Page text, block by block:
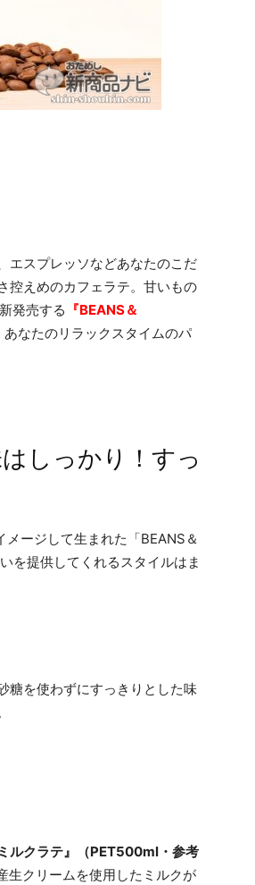
エスプレッソなどあなたのこだ
控えめのカフェラテ。甘いもの
発売する 『BEANS＆
なたのリラックスタイムのパ
しっかり！すっ
ージして生まれた「BEANS＆
を提供してくれるスタイルはま
糖を使わずにすっきりとした味
ルクラテ』（PET500ml・参考
生クリームを使用したミルクが